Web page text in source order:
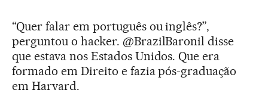
“Quer falar em português ou inglês?”,
perguntou o hacker. @BrazilBaronil disse
que estava nos Estados Unidos. Que era
formado em Direito e fazia pós-graduação
em Harvard.